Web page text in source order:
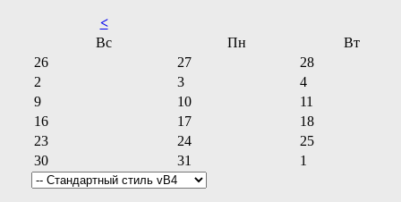
<
Вс
Пн
Вт
26
27
28
2
3
4
9
10
11
16
17
18
23
24
25
30
31 1